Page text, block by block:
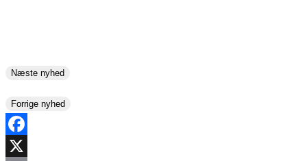
Næste nyhed
Forrige nyhed
Facebook